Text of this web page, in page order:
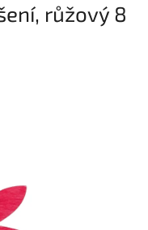
růžový 8